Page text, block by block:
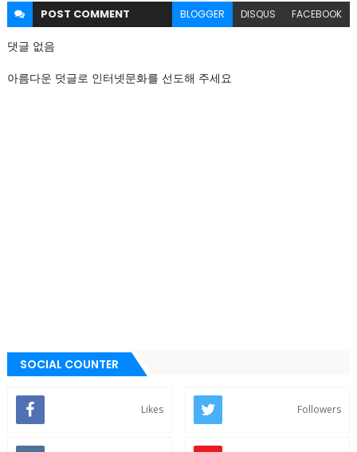
POST COMMENT BLOGGER DISQUS FACEBOOK
댓글 없음
아름다운 덧글로 인터넷문화를 선도해 주세요
SOCIAL COUNTER
Likes Followers